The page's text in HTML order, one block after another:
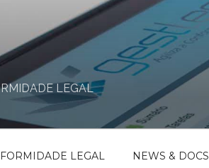
LEGAL
LEGAL NEWS & DOCS